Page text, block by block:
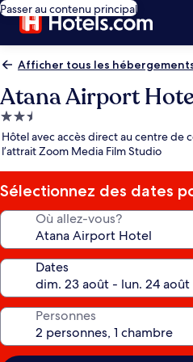
Passer au contenu principal
Afficher tous les
Atana Airport
Hébergement
2.5 étoiles
Hôtel avec accès direct au centre de
l’attrait Zoom Media Film Studio
Sélectionnez des dates
Où allez-vous?
Dates
Personnes